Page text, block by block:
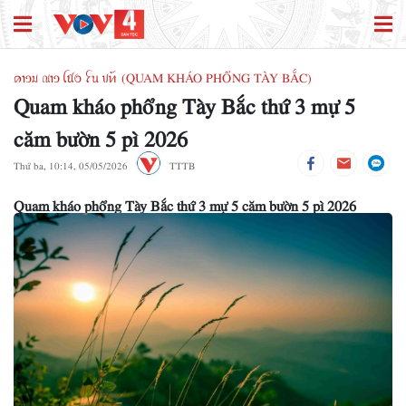
ꪁꪱꪫꪣ ꪄꪱꪫ ꪶꪠꪉ ꪼꪕ ꪚꪀꪰ (QUAM KHÁO PHỔNG TÀY BẮC)
Quam kháo phổng Tày Bắc thứ 3 mự 5
căm bườn 5 pì 2026
Thứ ba, 10:14, 05/05/2026 TTTB
Quam kháo phổng Tày Bắc thứ 3 mự 5 căm bườn 5 pì 2026